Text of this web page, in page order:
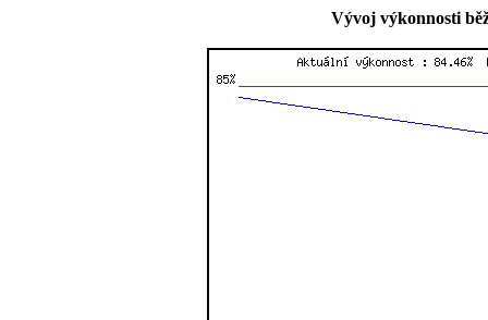
Vývoj výkonnosti